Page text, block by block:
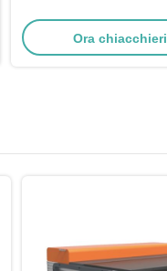
Ora chiacchieri